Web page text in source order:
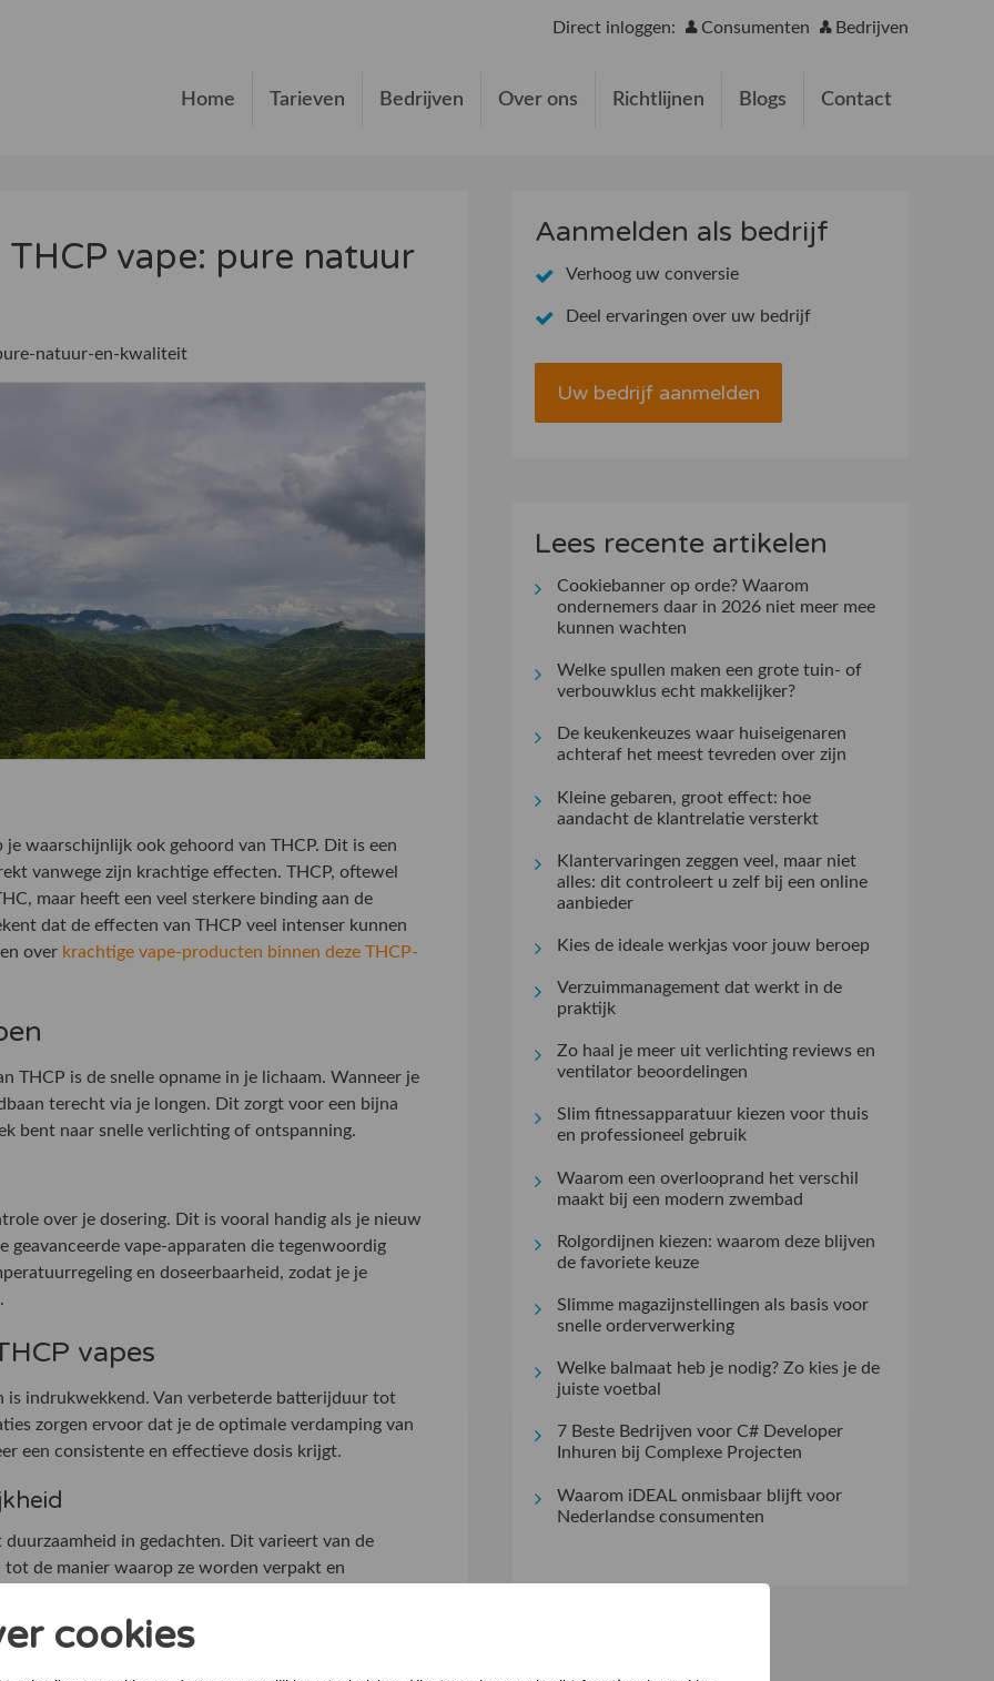
Direct inloggen: Consumenten Bedrijven
Home Tarieven Bedrijven Over ons Richtlijnen Blogs Contact
vape: pure natuur
natuur-en-kwaliteit
waarschijnlijk ook gehoord van THCP. Dit is een
vanwege zijn krachtige effecten. THCP, oftewel
maar heeft een veel sterkere binding aan de
dat de effecten van THCP veel intenser kunnen
over krachtige vape-producten binnen deze THCP-
THCP is de snelle opname in je lichaam. Wanneer je
terecht via je longen. Dit zorgt voor een bijna
bent naar snelle verlichting of ontspanning.
over je dosering. Dit is vooral handig als je nieuw
vape-apparaten die tegenwoordig
en doseerbaarheid, zodat je je
vapes
is indrukwekkend. Van verbeterde batterijduur tot
zorgen ervoor dat je de optimale verdamping van
een consistente en effectieve dosis krijgt.
in gedachten. Dit varieert van de
de manier waarop ze worden verpakt en
een gerust hart kiezen voor deze
Aanmelden als bedrijf
Verhoog uw conversie
Deel ervaringen over uw bedrijf
Uw bedrijf aanmelden
Lees recente artikelen
Cookiebanner op orde? Waarom
ondernemers daar in 2026 niet meer mee
kunnen wachten
Welke spullen maken een grote tuin- of
verbouwklus echt makkelijker?
De keukenkeuzes waar huiseigenaren
achteraf het meest tevreden over zijn
Kleine gebaren, groot effect: hoe
aandacht de klantrelatie versterkt
Klantervaringen zeggen veel, maar niet
alles: dit controleert u zelf bij een online
aanbieder
Kies de ideale werkjas voor jouw beroep
Verzuimmanagement dat werkt in de
praktijk
Zo haal je meer uit verlichting reviews en
ventilator beoordelingen
Slim fitnessapparatuur kiezen voor thuis
en professioneel gebruik
Waarom een overlooprand het verschil
maakt bij een modern zwembad
Rolgordijnen kiezen: waarom deze blijven
de favoriete keuze
Slimme magazijnstellingen als basis voor
snelle orderverwerking
Welke balmaat heb je nodig? Zo kies je de
juiste voetbal
7 Beste Bedrijven voor C# Developer
Inhuren bij Complexe Projecten
Waarom iDEAL onmisbaar blijft voor
Nederlandse consumenten
cookies